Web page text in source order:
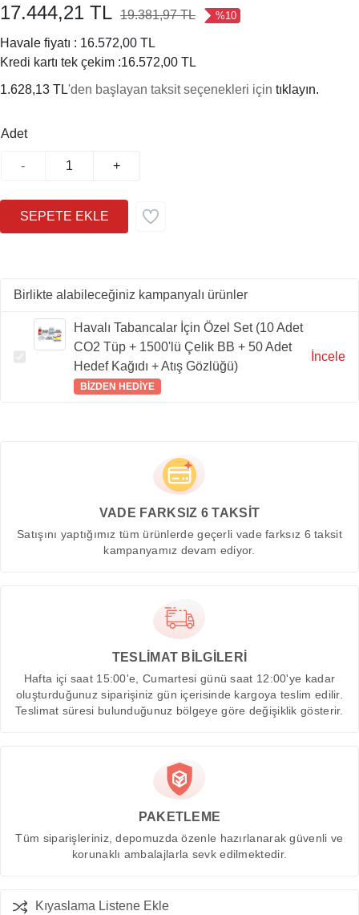
17.444,21 TL 19.381,97 TL %10
Havale fiyatı : 16.572,00 TL
Kredi kartı tek çekim :16.572,00 TL
1.628,13 TL'den başlayan taksit seçenekleri için tıklayın.
Adet
- +
Birlikte alabileceğiniz kampanyalı ürünler
Havalı Tabancalar İçin Özel Set (10 Adet
CO2 Tüp + 1500'lü Çelik BB + 50 Adet
Hedef Kağıdı + Atış Gözlüğü)
BİZDEN HEDİYE
İncele
VADE FARKSIZ 6 TAKSİT
Satışını yaptığımız tüm ürünlerde geçerli vade farksız 6 taksit
kampanyamız devam ediyor.
TESLİMAT BİLGİLERİ
Hafta içi saat 15:00'e, Cumartesi günü saat 12:00'ye kadar
oluşturduğunuz siparişiniz gün içerisinde kargoya teslim edilir.
Teslimat süresi bulunduğunuz bölgeye göre değişiklik gösterir.
PAKETLEME
Tüm siparişleriniz, depomuzda özenle hazırlanarak güvenli ve
korunaklı ambalajlarla sevk edilmektedir.
Kıyaslama Listene Ekle